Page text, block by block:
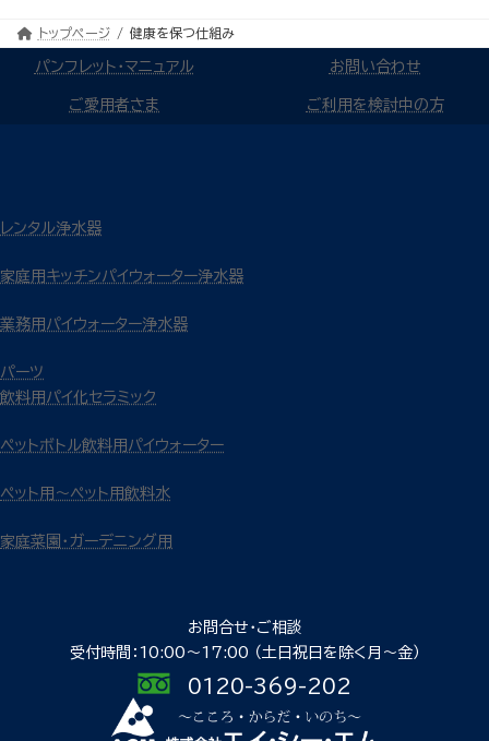
トップページ 健康を保つ仕組み
パンフレット・マニュアル お問い合わせ
ご愛用者さま ご利用を検討中の方
レンタル浄水器
家庭用キッチンパイウォーター浄水器
業務用パイウォーター浄水器
パーツ
飲料用パイ化セラミック
ペットボトル飲料用パイウォーター
ペット用～ペット用飲料水
家庭菜園・ガーデニング用
お問合せ・ご相談
受付時間：10:00〜17:00 （土日祝日を除く月〜金）
0120-369-202